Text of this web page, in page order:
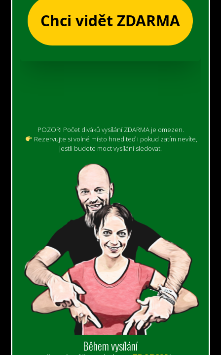
POZOR! Počet diváků vysílání ZDARMA je omezen.
Rezervujte si volné místo hned teď i pokud zatím nevíte,
jestli budete moct vysílání sledovat.
Během vysílání